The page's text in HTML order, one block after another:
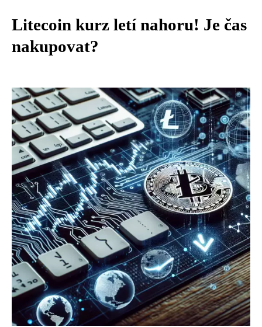
Litecoin kurz letí nahoru! Je čas
nakupovat?